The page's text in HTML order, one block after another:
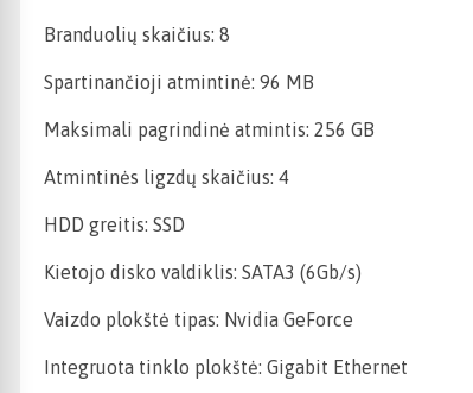
Branduolių skaičius: 8
Spartinančioji atmintinė: 96 MB
Maksimali pagrindinė atmintis: 256 GB
Atmintinės ligzdų skaičius: 4
HDD greitis: SSD
Kietojo disko valdiklis: SATA3 (6Gb/s)
Vaizdo plokštė tipas: Nvidia GeForce
Integruota tinklo plokštė: Gigabit Ethernet